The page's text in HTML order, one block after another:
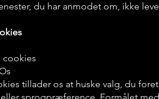
du har anmodet om, ikke
cookies
tillader os at huske valg, du